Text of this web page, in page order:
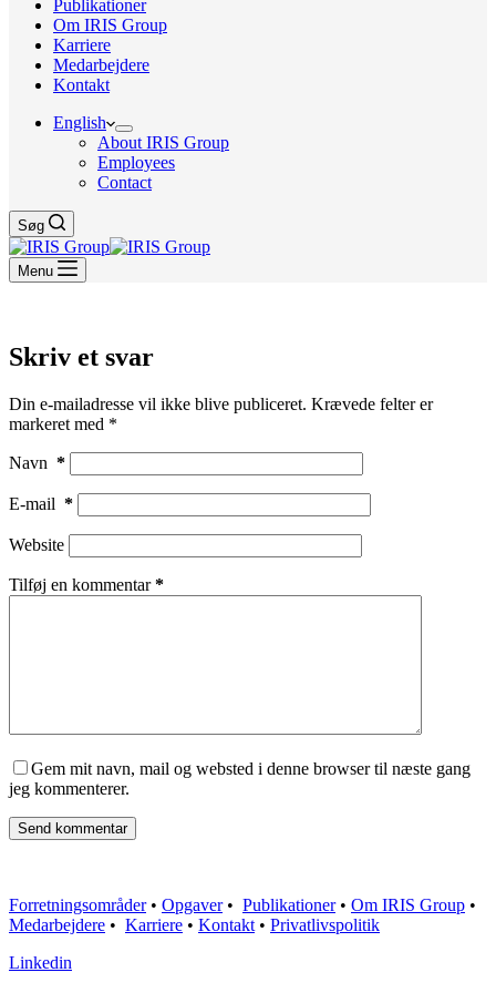
Publikationer
Om IRIS Group
Karriere
Medarbejdere
Kontakt
English
About IRIS Group
Employees
Contact
Søg
Menu
Skriv et svar
Din e-mailadresse vil ikke blive publiceret. Krævede felter er
markeret med *
Navn *
E-mail *
Website
Tilføj en kommentar*
Gem mit navn, mail og websted i denne browser til næste gang
jeg kommenterer.
Send kommentar
Forretningsområder• Opgaver• Publikationer• Om IRIS Group •
Medarbejdere • Karriere • Kontakt • Privatlivspolitik
Linkedin